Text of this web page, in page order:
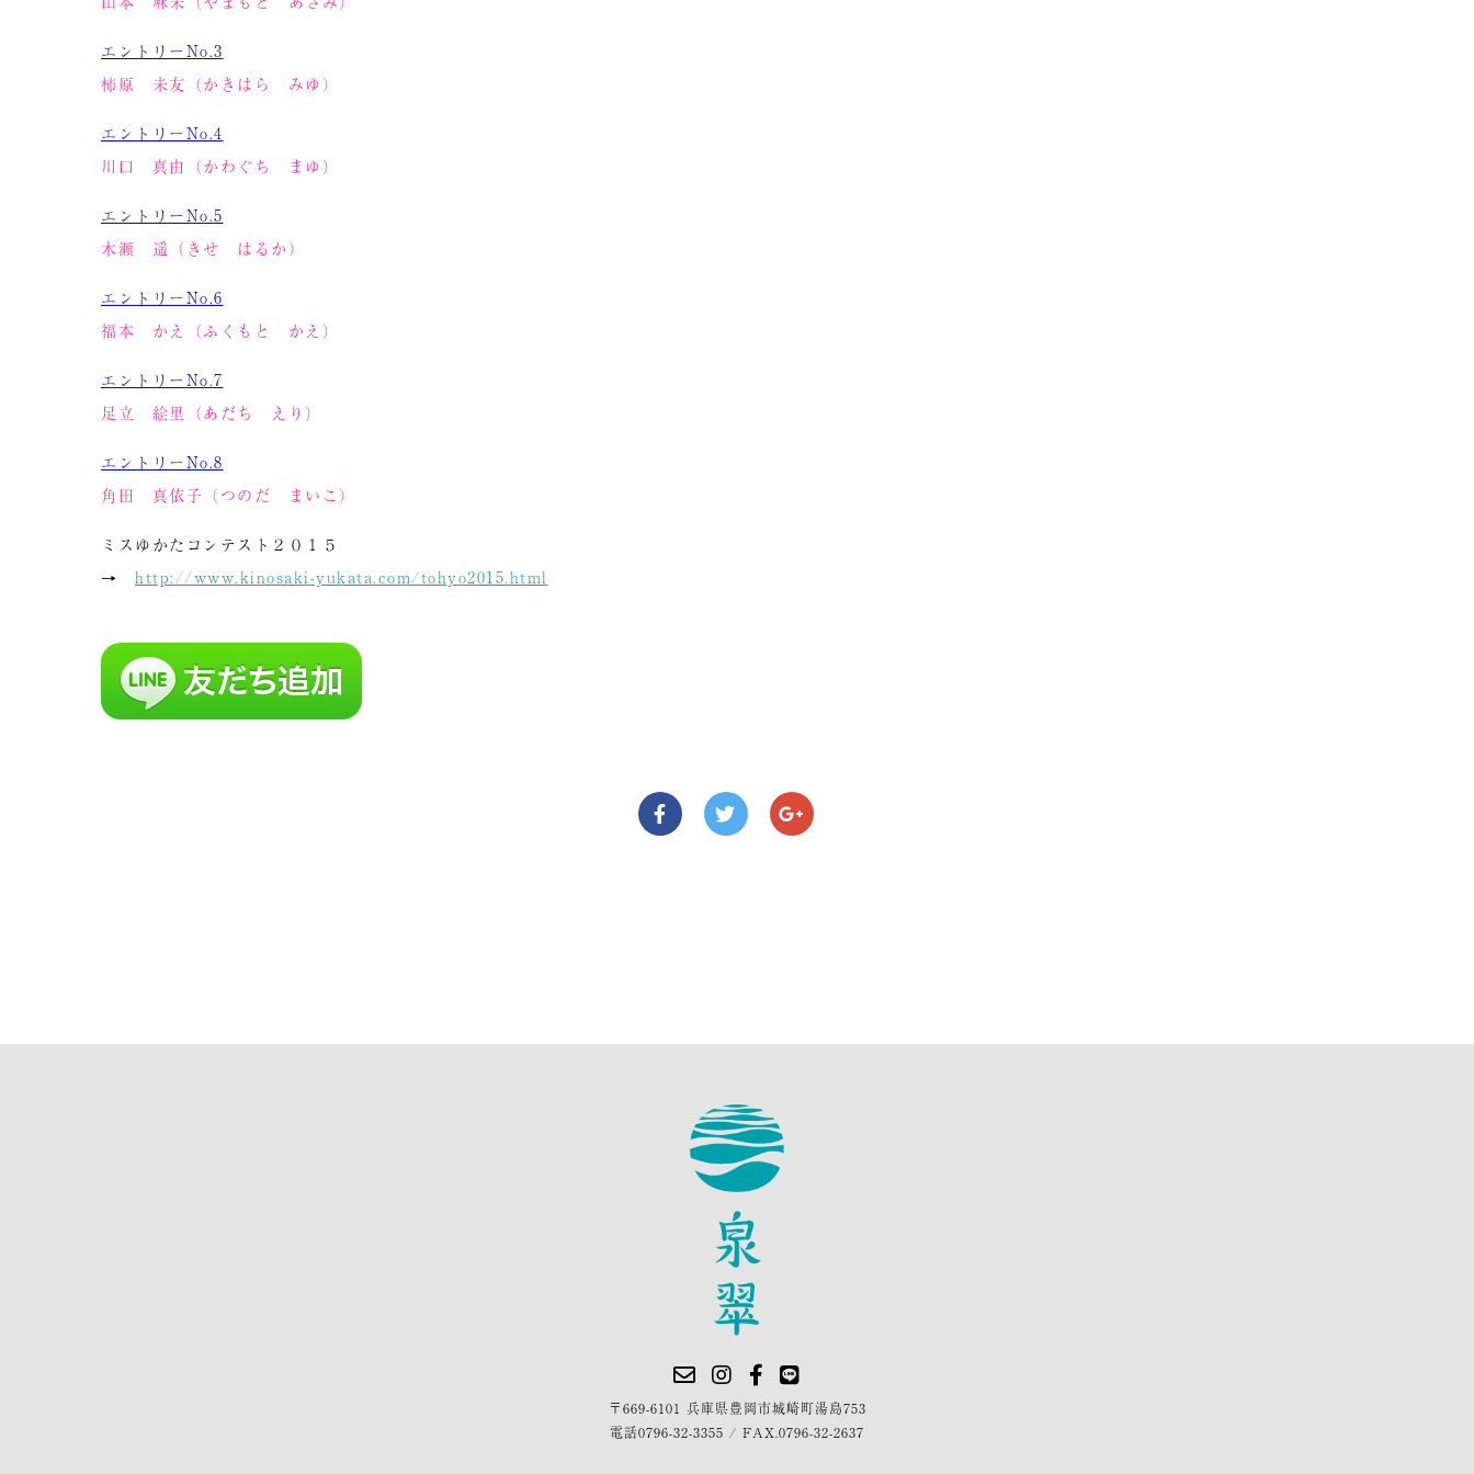
エントリーNo.3
柿原 未友（かきはら みゆ）
エントリーNo.4
川口 真由（かわぐち まゆ）
エントリーNo.5
木瀬 遥（きせ はるか）
エントリーNo.6
福本 かえ（ふくもと かえ）
エントリーNo.7
足立 絵里（あだち えり）
エントリーNo.8
角田 真依子（つのだ まいこ）
ミスゆかたコンテスト２０１５
→ http://www.kinosaki-yukata.com/tohyo2015.html
〒669-6101 兵庫県豊岡市城崎町湯島753
電話0796-32-3355 / FAX.0796-32-2637